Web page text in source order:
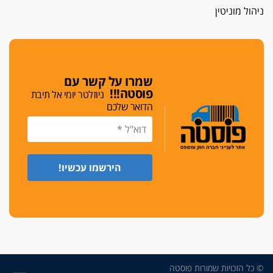
כפר מנדא: עורך דין נעצר בחשד להחזקת שני אקדח
בימ"ש מחוזי: החלטת עמית בכר לדחות מינוי מנכ"ל
חדש ללשכה אינה סבירה
משפחה ופוליטיקה
עו"ד גלעד מנשה ויאיר בכורו חגגו בר מצווה, שרי
ניהול מוניטין
שמרו על קשר עם
פוסטה!!! ניוזלטר יומי אל תיבת
הדואר שלכם
© כל הזכויות שמורות פוסטה